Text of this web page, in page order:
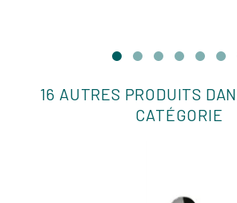
16 AUTRES PRODUITS
CATÉGORIE